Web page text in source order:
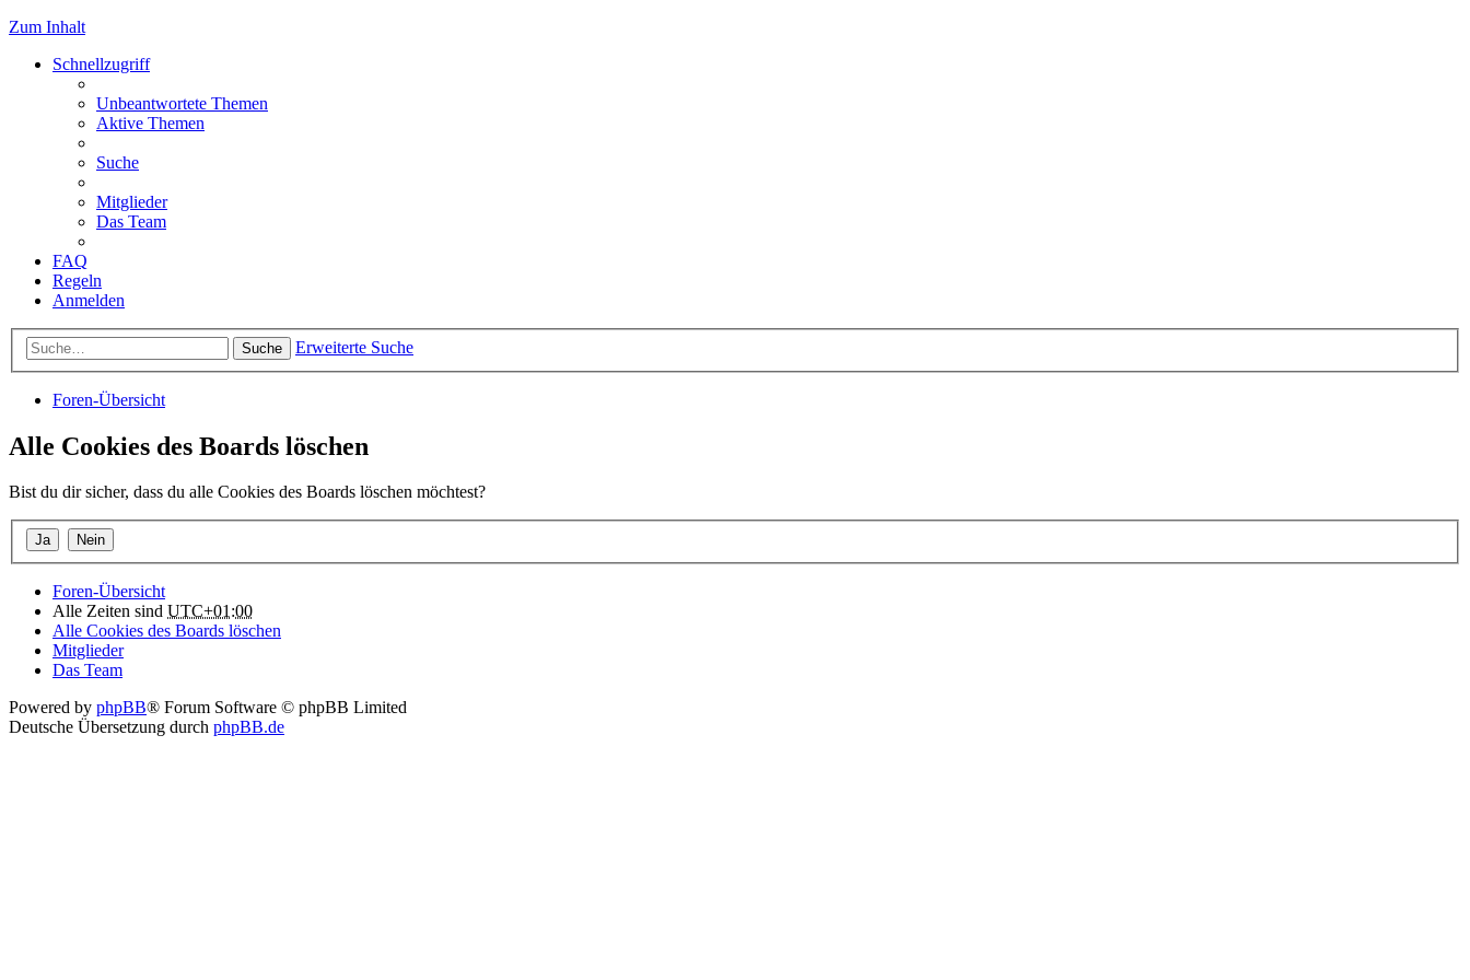
Zum Inhalt
Schnellzugriff
Unbeantwortete Themen
Aktive Themen
Suche
Mitglieder
Das Team
FAQ
Regeln
Anmelden
Suche Erweiterte Suche
Foren-Übersicht
Alle Cookies des Boards löschen
Bist du dir sicher, dass du alle Cookies des Boards löschen möchtest?
Foren-Übersicht
Alle Zeiten sind UTC+01:00
Alle Cookies des Boards löschen
Mitglieder
Das Team
Powered by phpBB® Forum Software © phpBB Limited
Deutsche Übersetzung durch phpBB.de